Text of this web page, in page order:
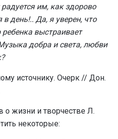
им, как здорово
день!.. Да, я уверен, что
выстраивает
добра и света, любви
источнику. Очерк // Дон.
о жизни и творчестве Л.
некоторые: